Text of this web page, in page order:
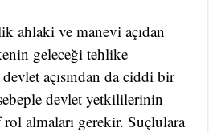
ahlaki ve manevi açıdan
geleceği tehlike
açısından da ciddi bir
devlet yetkililerinin
almaları gerekir. Suçlulara